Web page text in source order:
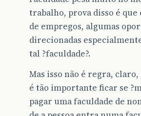
trabalho, prova disso é que
de empregos, algumas
direcionadas
tal ?faculdade?.
Mas isso não é regra,
é tão importante ficar se
pagar uma faculdade de